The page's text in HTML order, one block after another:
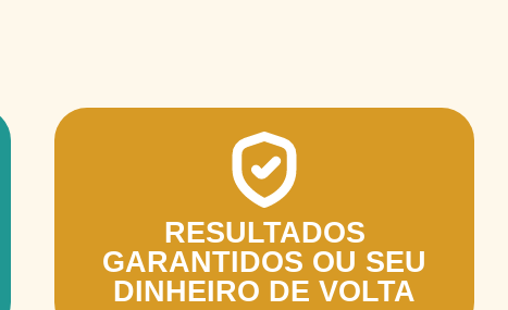
RESULTADOS
GARANTIDOS OU SEU
DINHEIRO DE VOLTA